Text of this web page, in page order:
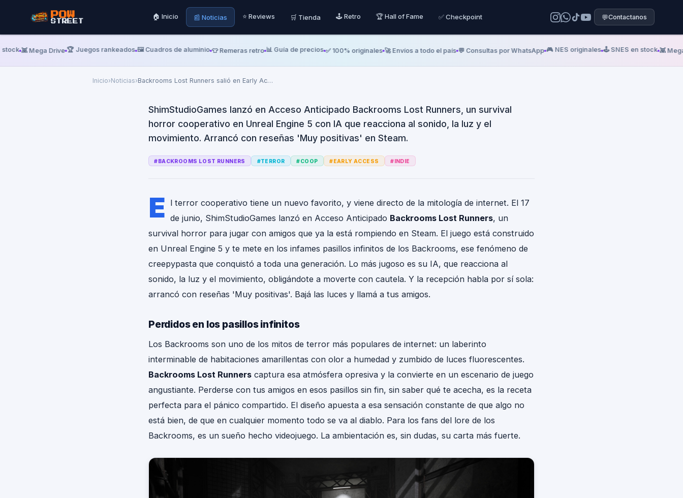
POW
STREET
🏠 Inicio 📰 Noticias ⭐ Reviews 🛒 Tienda 🕹️ Retro 🏆 Hall of Fame ✅ Checkpoint 💬Contactanos
👾 Mega Drive 🏆 Juegos rankeados 🖼️ Cuadros de aluminio 👕 Remeras retro 📊 Guía de precios ✅ 100% originales 🚀 Envíos a todo el país 💬 Consultas por WhatsApp 🎮 NES originales 🕹️ SNES en stock 👾 Mega
Inicio›Noticias›Backrooms Lost Runners salió en Early Ac…
Backrooms Lost Runners salió en Early
Access y ya es un hit de terror cooperativo
en Steam
ShimStudioGames lanzó en Acceso Anticipado Backrooms Lost Runners, un survival
horror cooperativo en Unreal Engine 5 con IA que reacciona al sonido, la luz y el
movimiento. Arrancó con reseñas 'Muy positivas' en Steam.
#BACKROOMS LOST RUNNERS #TERROR #COOP #EARLY ACCESS #INDIE
E l terror cooperativo tiene un nuevo favorito, y viene directo de la mitología de internet. El 17
de junio, ShimStudioGames lanzó en Acceso Anticipado Backrooms Lost Runners, un
survival horror para jugar con amigos que ya la está rompiendo en Steam. El juego está construido
en Unreal Engine 5 y te mete en los infames pasillos infinitos de los Backrooms, ese fenómeno de
creepypasta que conquistó a toda una generación. Lo más jugoso es su IA, que reacciona al
sonido, la luz y el movimiento, obligándote a moverte con cautela. Y la recepción habla por sí sola:
arrancó con reseñas 'Muy positivas'. Bajá las luces y llamá a tus amigos.
Perdidos en los pasillos infinitos
Los Backrooms son uno de los mitos de terror más populares de internet: un laberinto
interminable de habitaciones amarillentas con olor a humedad y zumbido de luces fluorescentes.
Backrooms Lost Runners captura esa atmósfera opresiva y la convierte en un escenario de juego
angustiante. Perderse con tus amigos en esos pasillos sin fin, sin saber qué te acecha, es la receta
perfecta para el pánico compartido. El diseño apuesta a esa sensación constante de que algo no
está bien, de que en cualquier momento todo se va al diablo. Para los fans del lore de los
Backrooms, es un sueño hecho videojuego. La ambientación es, sin dudas, su carta más fuerte.